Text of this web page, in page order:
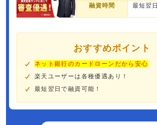
融資時間 最短翌日
おすすめポイント
ネット銀行のカードローンだから安心
楽天ユーザーは各種優遇あり！
最短翌日で融資可能！